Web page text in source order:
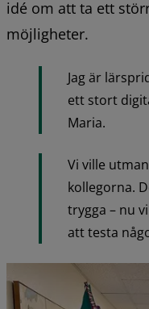
idé om att ta ett
möjligheter.
Jag är
ett stort
Maria.
Vi ville
kollegorna.
trygga – nu
att testa